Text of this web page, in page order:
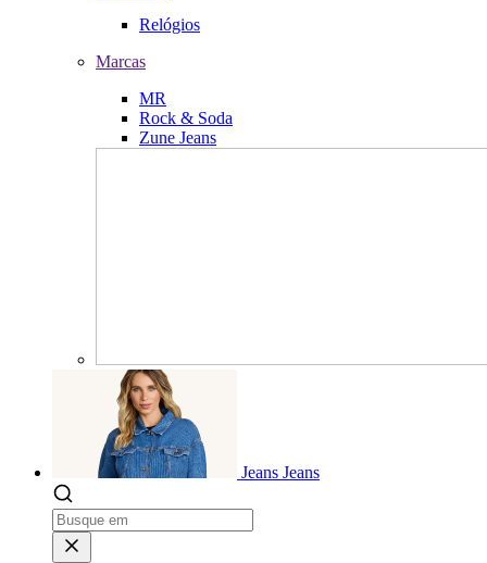
Relógios
Marcas
MR
Rock & Soda
Zune Jeans
Jeans Jeans